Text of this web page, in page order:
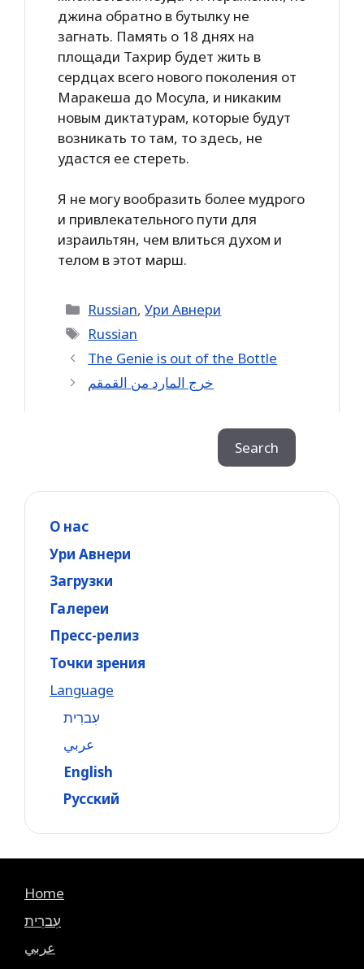
джина обратно в бутылку не
загнать. Память о 18 днях на
площади Тахрир будет жить в
сердцах всего нового поколения от
Маракеша до Мосула, и никаким
новым диктатурам, которые будут
возникать то там, то здесь, не
удастся ее стереть.
Я не могу вообразить более мудрого
и привлекательного пути для
израильтян, чем влиться духом и
телом в этот марш.
Categories
Russian,Ури Авнери
Tags
Russian
The Genie is out of the Bottle
خرج المارد من القمقم
Search
О нас
Ури Авнери
Загрузки
Галереи
Пресс-релиз
Точки зрения
Language
עִברִית
عربي
English
Русский
Home
עִברִית
عربي